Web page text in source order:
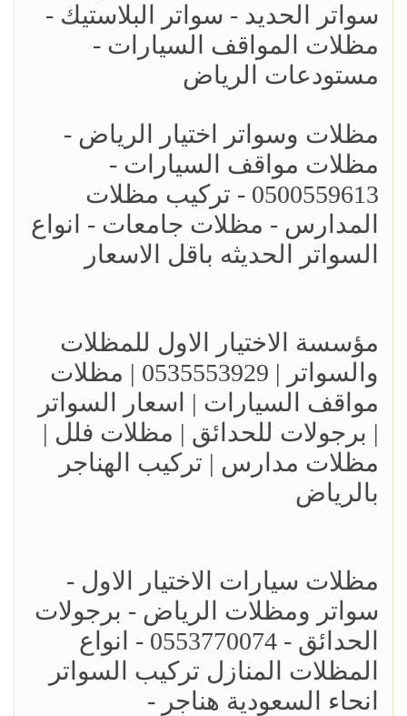
سواتر الحديد - سواتر البلاستيك -
مظلات المواقف السيارات -
مستودعات الرياض
مظلات وسواتر اختيار الرياض -
مظلات مواقف السيارات -
0500559613 - تركيب مظلات
المدارس - مظلات جامعات - انواع
السواتر الحديثه باقل الاسعار
مؤسسة الاختيار الاول للمظلات
والسواتر | 0535553929 | مظلات
مواقف السيارات | اسعار السواتر
| برجولات للحدائق | مظلات فلل |
مظلات مدارس | تركيب الهناجر
بالرياض
مظلات سيارات الاختيار الاول -
سواتر ومظلات الرياض - برجولات
الحدائق - 0553770074 - انواع
المظلات المنازل تركيب السواتر
انحاء السعودية هناجر -